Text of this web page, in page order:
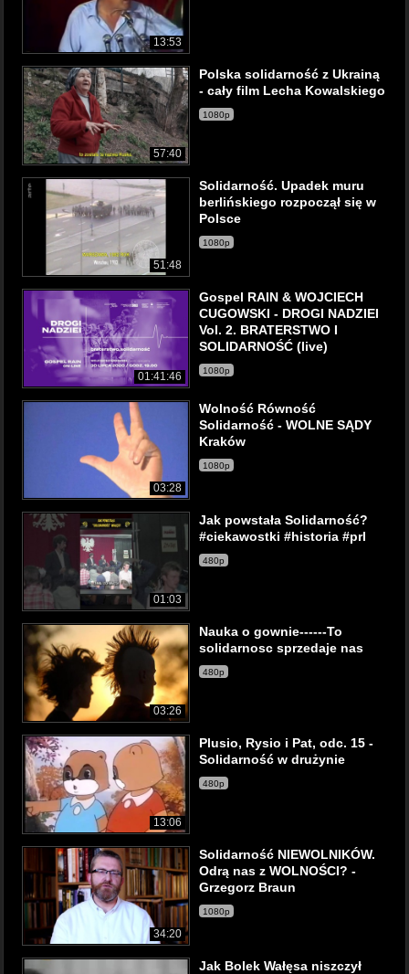
13:53
57:40
Polska solidarność z Ukrainą
- cały film Lecha Kowalskiego
1080p
51:48
Solidarność. Upadek muru
berlińskiego rozpoczął się w
Polsce
1080p
01:41:46
Gospel RAIN & WOJCIECH
CUGOWSKI - DROGI NADZIEI
Vol. 2. BRATERSTWO I
SOLIDARNOŚĆ (live)
1080p
03:28
Wolność Równość
Solidarność - WOLNE SĄDY
Kraków
1080p
01:03
Jak powstała Solidarność?
#ciekawostki #historia #prl
480p
03:26
Nauka o gownie------To
solidarnosc sprzedaje nas
480p
13:06
Plusio, Rysio i Pat, odc. 15 -
Solidarność w drużynie
480p
34:20
Solidarność NIEWOLNIKÓW.
Odrą nas z WOLNOŚCI? -
Grzegorz Braun
1080p
Jak Bolek Wałęsa niszczył